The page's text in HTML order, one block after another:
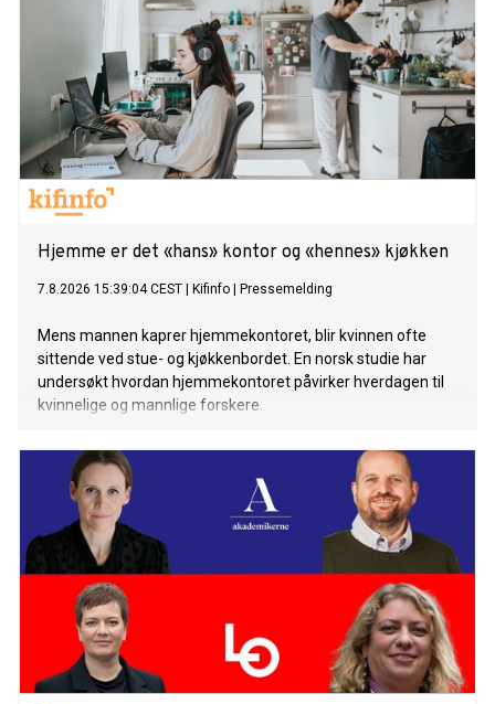
Hjemme er det «hans» kontor og «hennes» kjøkken
7.8.2026 15:39:04 CEST Kifinfo Pressemelding
Mens mannen kaprer hjemmekontoret, blir kvinnen ofte
sittende ved stue- og kjøkkenbordet. En norsk studie har
undersøkt hvordan hjemmekontoret påvirker hverdagen til
kvinnelige og mannlige forskere.